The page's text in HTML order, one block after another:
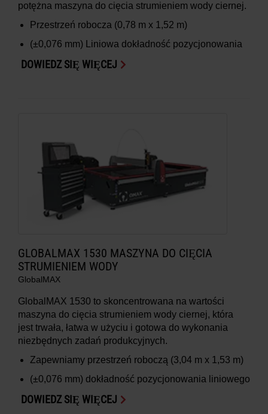
potężna maszyna do cięcia strumieniem wody ciernej.
Przestrzeń robocza (0,78 m x 1,52 m)
(±0,076 mm) Liniowa dokładność pozycjonowania
DOWIEDZ SIĘ WIĘCEJ
GLOBALMAX 1530 MASZYNA DO CIĘCIA
STRUMIENIEM WODY
GlobalMAX
GlobalMAX 1530 to skoncentrowana na wartości
maszyna do cięcia strumieniem wody ciernej, która
jest trwała, łatwa w użyciu i gotowa do wykonania
niezbędnych zadań produkcyjnych.
Zapewniamy przestrzeń roboczą (3,04 m x 1,53 m)
(±0,076 mm) dokładność pozycjonowania liniowego
DOWIEDZ SIĘ WIĘCEJ